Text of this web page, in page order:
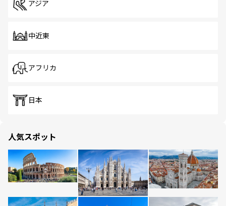
アジア
中近東
アフリカ
日本
人気スポット